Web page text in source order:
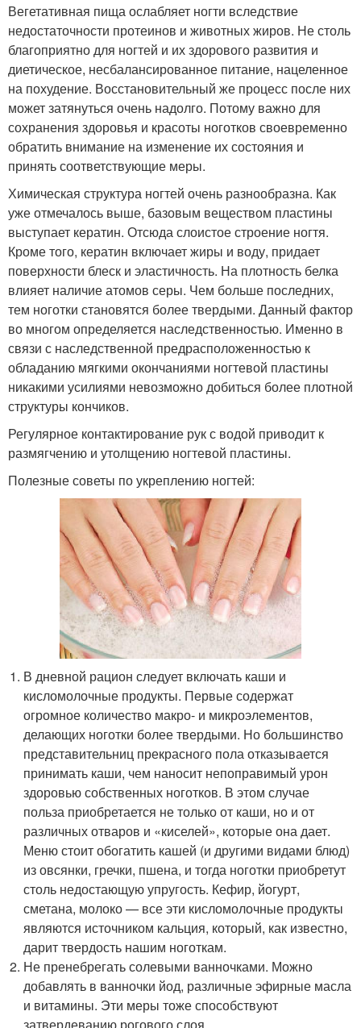
Вегетативная пища ослабляет ногти вследствие
недостаточности протеинов и животных жиров. Не столь
благоприятно для ногтей и их здорового развития и
диетическое, несбалансированное питание, нацеленное
на похудение. Восстановительный же процесс после них
может затянуться очень надолго. Потому важно для
сохранения здоровья и красоты ноготков своевременно
обратить внимание на изменение их состояния и
принять соответствующие меры.
Химическая структура ногтей очень разнообразна. Как
уже отмечалось выше, базовым веществом пластины
выступает кератин. Отсюда слоистое строение ногтя.
Кроме того, кератин включает жиры и воду, придает
поверхности блеск и эластичность. На плотность белка
влияет наличие атомов серы. Чем больше последних,
тем ноготки становятся более твердыми. Данный фактор
во многом определяется наследственностью. Именно в
связи с наследственной предрасположенностью к
обладанию мягкими окончаниями ногтевой пластины
никакими усилиями невозможно добиться более плотной
структуры кончиков.
Регулярное контактирование рук с водой приводит к
размягчению и утолщению ногтевой пластины.
Полезные советы по укреплению ногтей:
В дневной рацион следует включать каши и
кисломолочные продукты. Первые содержат
огромное количество макро- и микроэлементов,
делающих ноготки более твердыми. Но большинство
представительниц прекрасного пола отказывается
принимать каши, чем наносит непоправимый урон
здоровью собственных ноготков. В этом случае
польза приобретается не только от каши, но и от
различных отваров и «киселей», которые она дает.
Меню стоит обогатить кашей (и другими видами блюд)
из овсянки, гречки, пшена, и тогда ноготки приобретут
столь недостающую упругость. Кефир, йогурт,
сметана, молоко — все эти кисломолочные продукты
являются источником кальция, который, как известно,
дарит твердость нашим ноготкам.
Не пренебрегать солевыми ванночками. Можно
добавлять в ванночки йод, различные эфирные масла
и витамины. Эти меры тоже способствуют